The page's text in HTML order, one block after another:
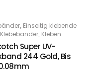
, Einseitig klebende
Klebebänder, Kleben
Super UV-
244 Gold, Bis